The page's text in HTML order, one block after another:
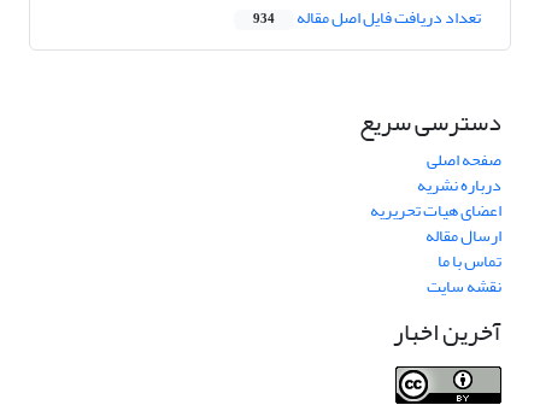
تعداد دریافت فایل اصل مقاله 934
دسترسی سریع
صفحه اصلی
درباره نشریه
اعضای هیات تحریریه
ارسال مقاله
تماس با ما
نقشه سایت
آخرین اخبار